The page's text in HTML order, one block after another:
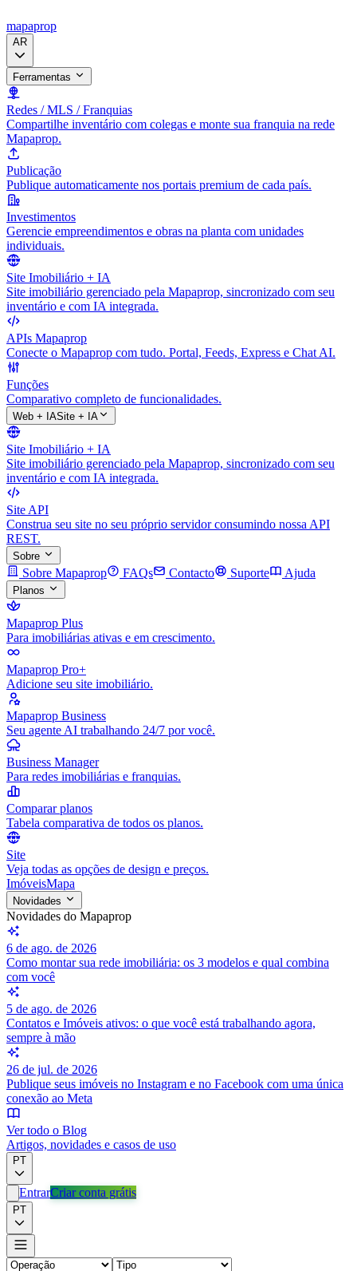
mapaprop
AR
Ferramentas
Redes / MLS / Franquias
Compartilhe inventário com colegas e monte sua franquia na rede
Mapaprop.
Publicação
Publique automaticamente nos portais premium de cada país.
Investimentos
Gerencie empreendimentos e obras na planta com unidades
individuais.
Site Imobiliário + IA
Site imobiliário gerenciado pela Mapaprop, sincronizado com seu
inventário e com IA integrada.
APIs Mapaprop
Conecte o Mapaprop com tudo. Portal, Feeds, Express e Chat AI.
Funções
Comparativo completo de funcionalidades.
Web + IASite + IA
Site Imobiliário + IA
Site imobiliário gerenciado pela Mapaprop, sincronizado com seu
inventário e com IA integrada.
Site API
Construa seu site no seu próprio servidor consumindo nossa API
REST.
Sobre
Sobre Mapaprop FAQs Contacto Suporte Ajuda
Planos
Mapaprop Plus
Para imobiliárias ativas e em crescimento.
Mapaprop Pro+
Adicione seu site imobiliário.
Mapaprop Business
Seu agente AI trabalhando 24/7 por você.
Business Manager
Para redes imobiliárias e franquias.
Comparar planos
Tabela comparativa de todos os planos.
Site
Veja todas as opções de design e preços.
ImóveisMapa
Novidades
Novidades do Mapaprop
6 de ago. de 2026
Como montar sua rede imobiliária: os 3 modelos e qual combina
com você
5 de ago. de 2026
Contatos e Imóveis ativos: o que você está trabalhando agora,
sempre à mão
26 de jul. de 2026
Publique seus imóveis no Instagram e no Facebook com uma única
conexão ao Meta
Ver todo o Blog
Artigos, novidades e casos de uso
PT
EntrarCriar conta grátis
PT